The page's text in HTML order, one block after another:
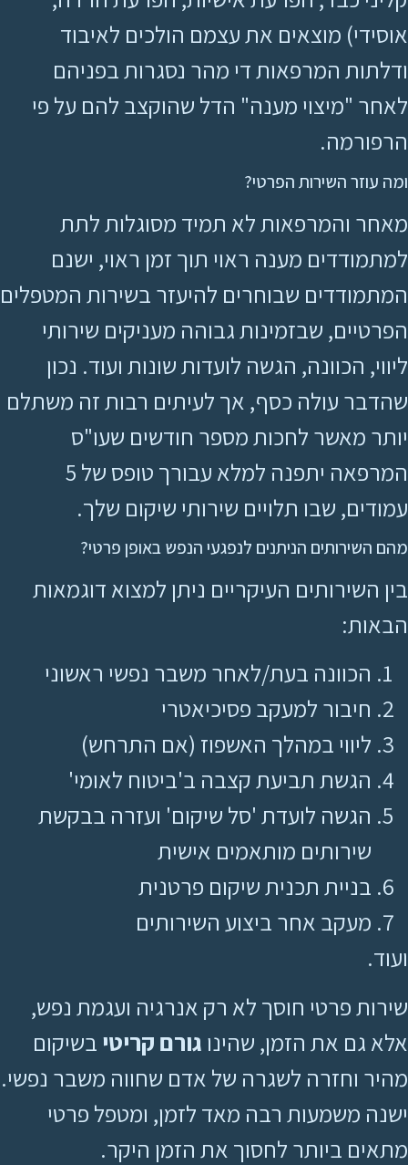
אוסידי) מוצאים את עצמם הולכים לאיבוד
ודלתות המרפאות די מהר נסגרות בפניהם
לאחר "מיצוי מענה" הדל שהוקצב להם על פי
הרפורמה.
ומה עוזר השירות הפרטי?
מאחר והמרפאות לא תמיד מסוגלות לתת
למתמודדים מענה ראוי תוך זמן ראוי, ישנם
המתמודדים שבוחרים להיעזר בשירות המטפלים
הפרטיים, שבזמינות גבוהה מעניקים שירותי
ליווי, הכוונה, הגשה לועדות שונות ועוד. נכון
שהדבר עולה כסף, אך לעיתים רבות זה משתלם
יותר מאשר לחכות מספר חודשים שעו"ס
המרפאה יתפנה למלא עבורך טופס של 5
עמודים, שבו תלויים שירותי שיקום שלך.
מהם השירותים הניתנים לנפגעי הנפש באופן פרטי?
בין השירותים העיקריים ניתן למצוא דוגמאות
הבאות:
הכוונה בעת/לאחר משבר נפשי ראשוני
חיבור למעקב פסיכיאטרי
ליווי במהלך האשפוז (אם התרחש)
הגשת תביעת קצבה ב'ביטוח לאומי'
הגשה לועדת 'סל שיקום' ועזרה בבקשת
שירותים מותאמים אישית
בניית תכנית שיקום פרטנית
מעקב אחר ביצוע השירותים
ועוד.
שירות פרטי חוסך לא רק אנרגיה ועגמת נפש,
אלא גם את הזמן, שהינו גורם קריטי בשיקום
מהיר וחזרה לשגרה של אדם שחווה משבר נפשי.
ישנה משמעות רבה מאד לזמן, ומטפל פרטי
מתאים ביותר לחסוך את הזמן היקר.